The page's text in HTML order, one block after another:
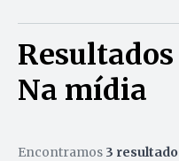
Na mídia
Encontramos 3